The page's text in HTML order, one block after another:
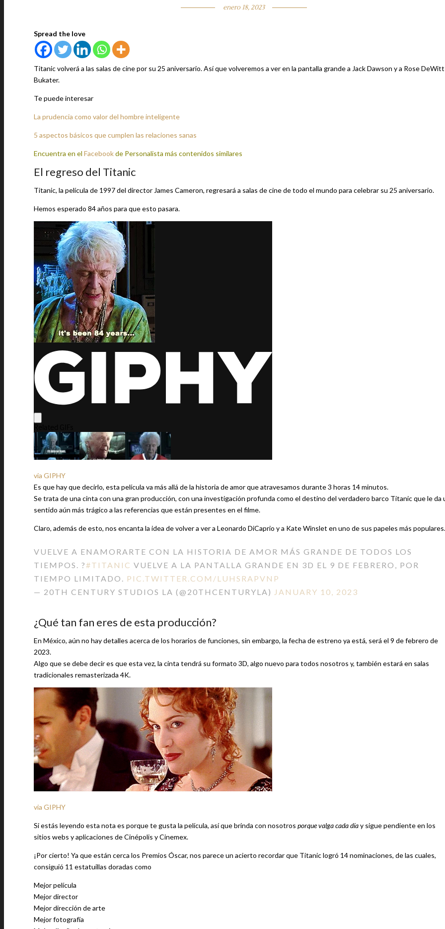
enero 18, 2023
Spread the love
Titanic volverá a las salas de cine por su 25 aniversario. Así que volveremos a ver en la pantalla grande a Jack Dawson y a Rose DeWitt
Bukater.
Te puede interesar
La prudencia como valor del hombre inteligente
5 aspectos básicos que cumplen las relaciones sanas
Encuentra en el Facebookde Personalista más contenidos similares
El regreso del Titanic
Titanic, la película de 1997 del director James Cameron, regresará a salas de cine de todo el mundo para celebrar su 25 aniversario.
Hemos esperado 84 años para que esto pasara.
via GIPHY
Es que hay que decirlo, esta película va más allá de la historia de amor que atravesamos durante 3 horas 14 minutos.
Se trata de una cinta con una gran producción, con una investigación profunda como el destino del verdadero barco Titanic que le da
sentido aún más trágico a las referencias que están presentes en el filme.
Claro, además de esto, nos encanta la idea de volver a ver a Leonardo DiCaprio y a Kate Winslet en uno de sus papeles más populares.
VUELVE A ENAMORARTE CON LA HISTORIA DE AMOR MÁS GRANDE DE TODOS LOS
TIEMPOS. ?#TITANIC VUELVE A LA PANTALLA GRANDE EN 3D EL 9 DE FEBRERO, POR
TIEMPO LIMITADO. PIC.TWITTER.COM/LUHSRAPVNP
— 20TH CENTURY STUDIOS LA (@20THCENTURYLA) JANUARY 10, 2023
¿Qué tan fan eres de esta producción?
En México, aún no hay detalles acerca de los horarios de funciones, sin embargo, la fecha de estreno ya está, será el 9 de febrero de
2023.
Algo que se debe decir es que esta vez, la cinta tendrá su formato 3D, algo nuevo para todos nosotros y, también estará en salas
tradicionales remasterizada 4K.
via GIPHY
Si estás leyendo esta nota es porque te gusta la película, así que brinda con nosotros porque valga cada díay sigue pendiente en los
sitios webs y aplicaciones de Cinépolis y Cinemex.
¡Por cierto! Ya que están cerca los Premios Óscar, nos parece un acierto recordar que Titanic logró 14 nominaciones, de las cuales,
consiguió 11 estatuillas doradas como
Mejor película
Mejor director
Mejor dirección de arte
Mejor fotografía